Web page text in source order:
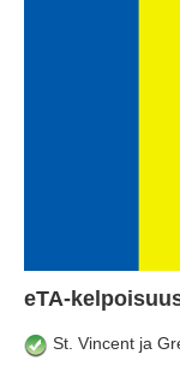
eTA-
St. Vincent ja